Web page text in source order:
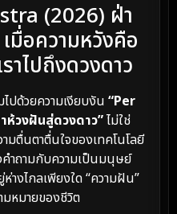
(2026) ฝ่า
มื่อความหวังคือ
าไปถึงดวงดาว
ปด้วยความเงียบงัน “Per
วงฝันสู่ดวงดาว”ไม่ใช่
มตื่นตาตื่นใจของเทคโนโลยี
ำถามกับความเป็นมนุษย์
ห่างไกลเพียงใด “ความฝัน”
มหมายของชีวิต